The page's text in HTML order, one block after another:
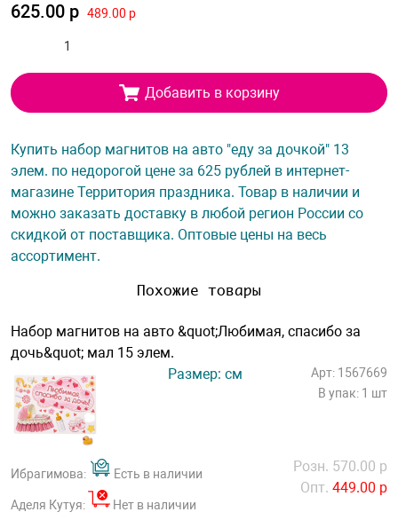
625.00 р 489.00 р
Добавить в корзину
Купить набор магнитов на авто "еду за дочкой" 13
элем. по недорогой цене за 625 рублей в интернет-
магазине Территория праздника. Товар в наличии и
можно заказать доставку в любой регион России со
скидкой от поставщика. Оптовые цены на весь
ассортимент.
Похожие товары
Набор магнитов на авто &quot;Любимая, спасибо за
дочь&quot; мал 15 элем.
Размер: см
Арт: 1567669
В упак: 1 шт
Ибрагимова: Есть в наличии
Аделя Кутуя: Нет в наличии
Розн. 570.00 р
Опт. 449.00 р